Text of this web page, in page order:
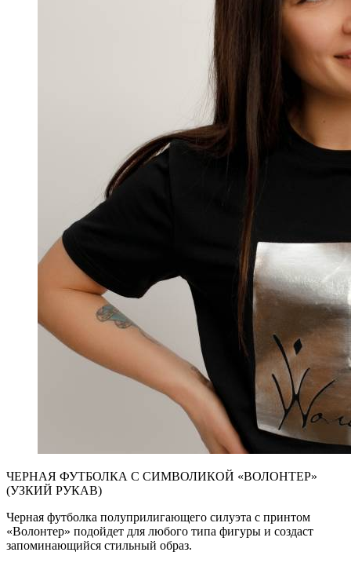
ЧЕРНАЯ ФУТБОЛКА С СИМВОЛИКОЙ «ВОЛОНТЕР»
(УЗКИЙ РУКАВ)
Черная футболка полуприлигающего силуэта с принтом
«Волонтер» подойдет для любого типа фигуры и создаст
запоминающийся стильный образ.